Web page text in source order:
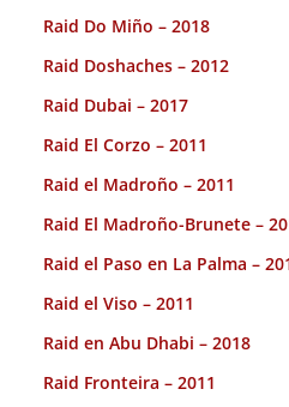
Raid Do Miño – 2018
Raid Doshaches – 2012
Raid Dubai – 2017
Raid El Corzo – 2011
Raid el Madroño – 2011
Raid El Madroño-Brunete –
Raid el Paso en La Palma –
Raid el Viso – 2011
Raid en Abu Dhabi – 2018
Raid Fronteira – 2011